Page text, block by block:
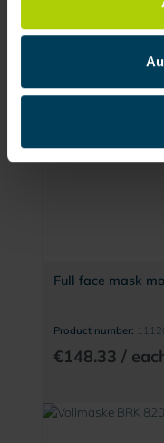
€113.32 /
Full face mask
Product number:
€148.33 /